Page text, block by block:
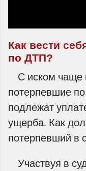
Как вести
по ДТП?
С иском чаще
потерпевшие
подлежат
ущерба. Как
потерпевший в
Участвуя в